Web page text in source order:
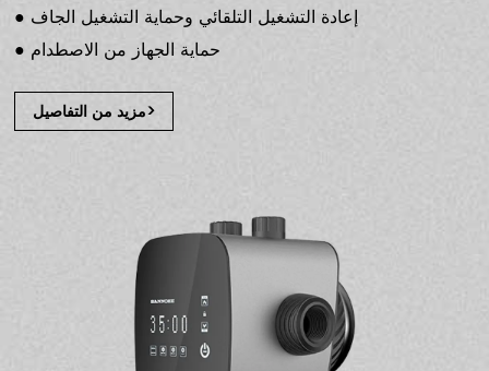
● إعادة التشغيل التلقائي وحماية التشغيل الجاف
● حماية الجهاز من الاصطدام
مزيد من التفاصيل>